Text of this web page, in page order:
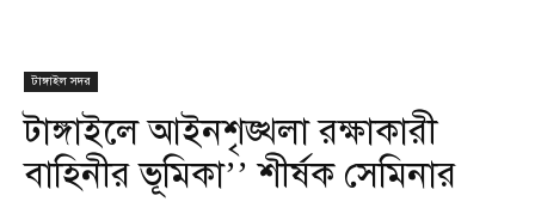
টাঙ্গাইল সদর
টাঙ্গাইলে আইনশৃঙ্খলা রক্ষাকারী
বাহিনীর ভূমিকা’’ শীর্ষক সেমিনার